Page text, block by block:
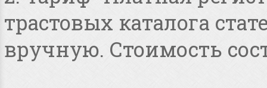
трастовых каталога
вручную. Стоимость